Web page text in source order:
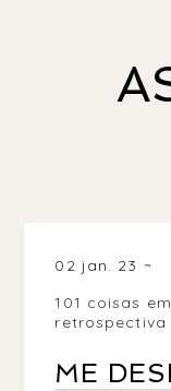
02 jan. 23
101 coisas
retrospectiva
ME